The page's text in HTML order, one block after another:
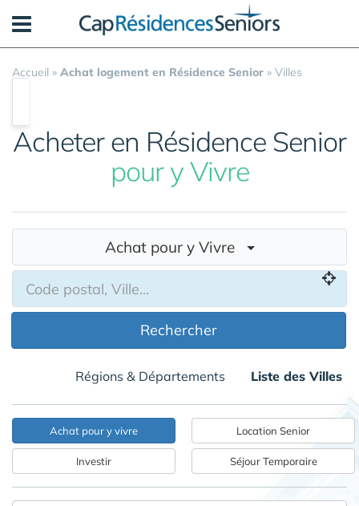
Accueil » Achat logement en Résidence Senior » Villes
Acheter en Résidence Senior
pour y Vivre
Achat pour y Vivre
Rechercher
Régions & Départements Liste des Villes
Achat pour y vivre
Investir
Location Senior
Séjour Temporaire